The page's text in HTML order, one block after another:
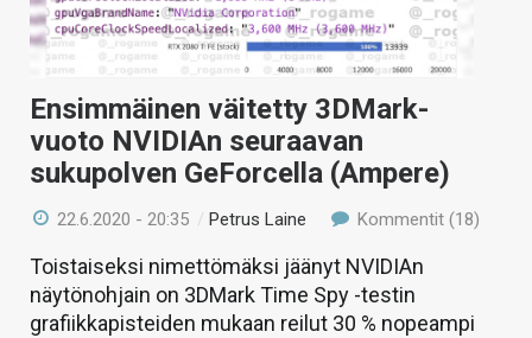
Ensimmäinen väitetty 3DMark-
vuoto NVIDIAn seuraavan
sukupolven GeForcella (Ampere)
22.6.2020 - 20:35 /Petrus Laine Kommentit (18)
Toistaiseksi nimettömäksi jäänyt NVIDIAn
näytönohjain on 3DMark Time Spy -testin
grafiikkapisteiden mukaan reilut 30 % nopeampi